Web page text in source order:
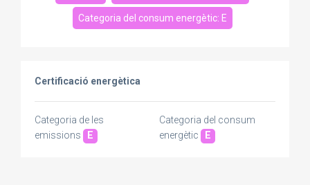
Categoria del consum energètic: E
Certificació energètica
Categoria de les
emissions
E
Categoria del consum
energètic
E